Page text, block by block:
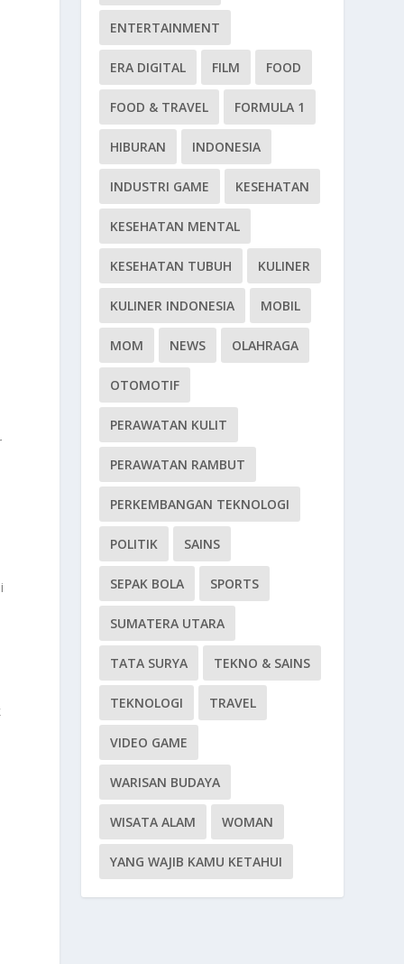
ENTERTAINMENT
ERA DIGITAL FILM FOOD
FOOD & TRAVEL FORMULA 1
HIBURAN INDONESIA
INDUSTRI GAME KESEHATAN
KESEHATAN MENTAL
KESEHATAN TUBUH KULINER
KULINER INDONESIA MOBIL
MOM NEWS OLAHRAGA
OTOMOTIF
PERAWATAN KULIT
PERAWATAN RAMBUT
PERKEMBANGAN TEKNOLOGI
POLITIK SAINS
SEPAK BOLA SPORTS
SUMATERA UTARA
TATA SURYA TEKNO & SAINS
TEKNOLOGI TRAVEL
VIDEO GAME
WARISAN BUDAYA
WISATA ALAM WOMAN
YANG WAJIB KAMU KETAHUI